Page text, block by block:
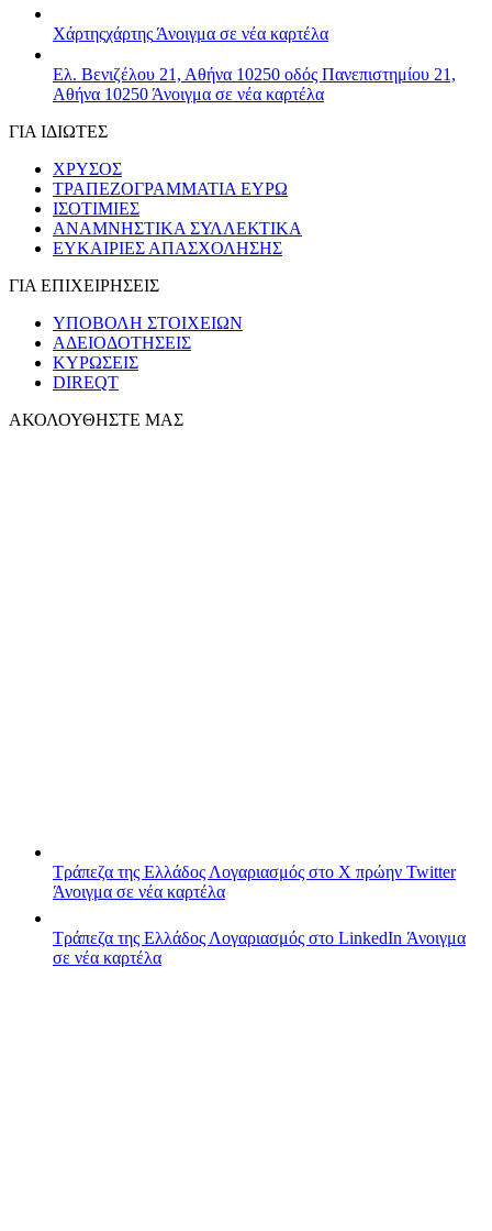
Χάρτηςχάρτης Άνοιγμα σε νέα καρτέλα
Ελ. Βενιζέλου 21, Αθήνα 10250 οδός Πανεπιστημίου 21,
Αθήνα 10250 Άνοιγμα σε νέα καρτέλα
ΓΙΑ ΙΔΙΩΤΕΣ
ΧΡΥΣΟΣ
ΤΡΑΠΕΖΟΓΡΑΜΜΑΤΙΑ ΕΥΡΩ
ΙΣΟΤΙΜΙΕΣ
ΑΝΑΜΝΗΣΤΙΚΑ ΣΥΛΛΕΚΤΙΚΑ
ΕΥΚΑΙΡΙΕΣ ΑΠΑΣΧΟΛΗΣΗΣ
ΓΙΑ ΕΠΙΧΕΙΡΗΣΕΙΣ
ΥΠΟΒΟΛΗ ΣΤΟΙΧΕΙΩΝ
ΑΔΕΙΟΔΟΤΗΣΕΙΣ
ΚΥΡΩΣΕΙΣ
DIREQT
ΑΚΟΛΟΥΘΗΣΤΕ ΜΑΣ
Τράπεζα της Ελλάδος Λογαριασμός στο X πρώην Twitter
Άνοιγμα σε νέα καρτέλα
Τράπεζα της Ελλάδος Λογαριασμός στο LinkedIn Άνοιγμα
σε νέα καρτέλα